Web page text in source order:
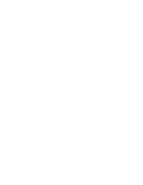
きちんと読者に届けた
に力を入れて活動して
おりますので、同人誌
もお手伝いできれば、
ルコンテンツの制作面
テンツのデジタル化に
。